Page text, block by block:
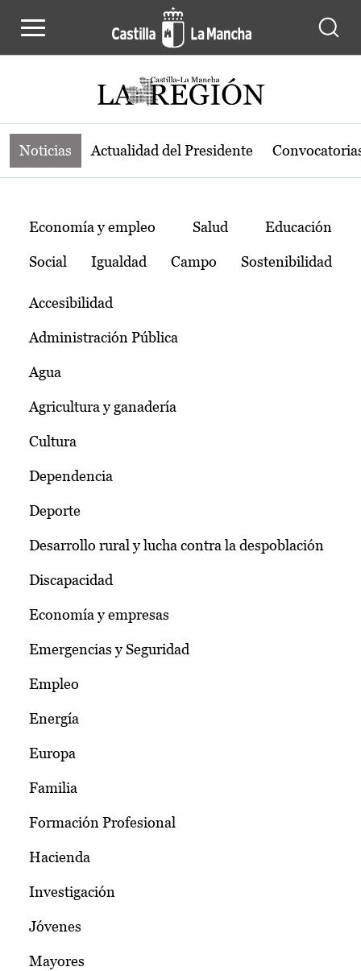
Noticias de la región de Castilla-La
Noticias Actualidad del Presidente
Temas
Economía y empleo Salud Educación
Social Igualdad Campo Sostenibilidad
Accesibilidad
Administración Pública
Agua
Agricultura y ganadería
Cultura
Dependencia
Deporte
Desarrollo rural y lucha contra la despoblación
Discapacidad
Economía y empresas
Emergencias y Seguridad
Empleo
Energía
Europa
Familia
Formación Profesional
Hacienda
Investigación
Jóvenes
Mayores